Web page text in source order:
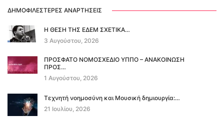
ΔΗΜΟΦΙΛΈΣΤΕΡΕΣ ΑΝΑΡΤΉΣΕΙΣ
Η ΘΕΣΗ ΤΗΣ ΕΔΕΜ ΣΧΕΤΙΚΑ…
3 Αυγούστου, 2026
ΠΡΟΣΦΑΤΟ ΝΟΜΟΣΧΕΔΙΟ ΥΠΠΟ – ΑΝΑΚΟΙΝΩΣΗ
ΠΡΟΣ…
1 Αυγούστου, 2026
Τεχνητή νοημοσύνη και Μουσική δημιουργία:…
21 Ιουλίου, 2026